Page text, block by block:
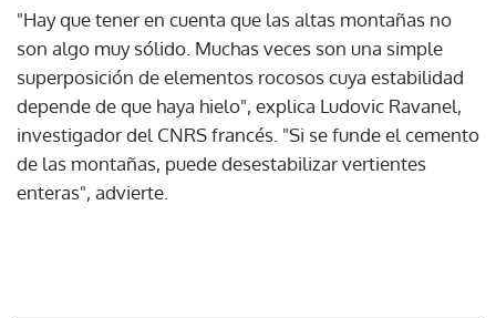
"Hay que tener en cuenta que las altas montañas no
son algo muy sólido. Muchas veces son una simple
superposición de elementos rocosos cuya estabilidad
depende de que haya hielo", explica Ludovic Ravanel,
investigador del CNRS francés. "Si se funde el cemento
de las montañas, puede desestabilizar vertientes
enteras", advierte.